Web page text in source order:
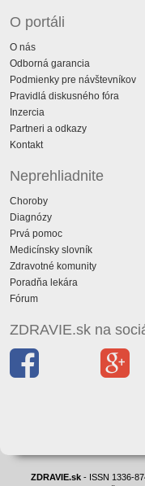
O portáli
O nás
Odborná garancia
Podmienky pre návštevníkov
Pravidlá diskusného fóra
Inzercia
Partneri a odkazy
Kontakt
Neprehliadnite
Choroby
Diagnózy
Prvá pomoc
Medicínsky slovník
Zdravotné komunity
Poradňa lekára
Fórum
ZDRAVIE.sk na
ZDRAVIE.sk- ISSN 1336-